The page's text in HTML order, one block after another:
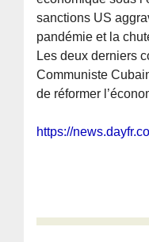
sanctions US
pandémie et la
Les deux derniers
Communiste
de réformer
https://